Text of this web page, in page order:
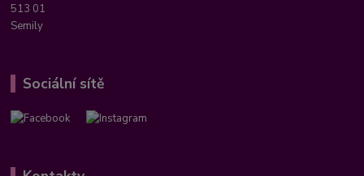
513 01
Semily
Sociální sítě